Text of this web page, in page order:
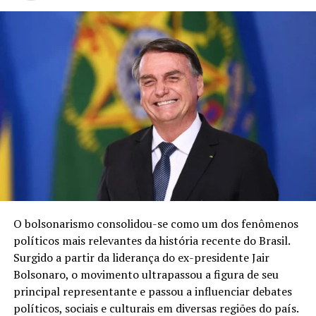
O instituto Akhanda assume a gestão a partir do dia 01
de junho de 2022, com olhar humanizado a gestão
pretende entregar um trabalho incrível para a
população.
TÓPICOS RELACIONADOS
A SEGUIR
O bolsonarismo consolidou-se como um dos fenômenos
políticos mais relevantes da história recente do Brasil.
Surgido a partir da liderança do ex-presidente Jair
Bolsonaro, o movimento ultrapassou a figura de seu
principal representante e passou a influenciar debates
políticos, sociais e culturais em diversas regiões do país.